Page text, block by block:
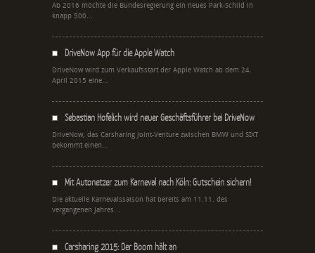
Ab 2016 möchte die Bundesregierung ein neues Park-Schild in
knapp 500...
DriveNow App für die Apple Watch
DriveNow wird zum Verkaufsstart der Apple Watch ab dem 24.
April 2015 eine...
Sebastian Hofelich wird neuer Geschäftsführer bei DriveNow
DriveNow, das Carsharing Joint-Venture zwischen BMW und SIXT
bekommt einen...
Mit Autonetzer zum Karneval nach Köln: Gutschein sichern!
Die aktuelle Karnevalssaison hat bereits am 11.11. des
vergangenen Jahres...
Carsharing 2015: Der Boom hält an